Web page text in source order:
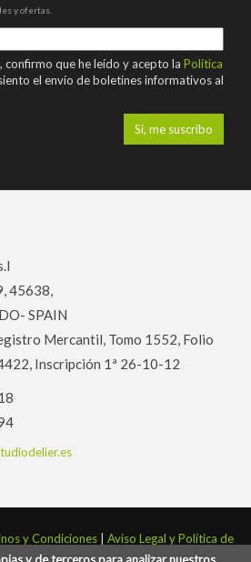
y de terceros para analizar nuestros
y ofertas.
confirmo que he leído y acepto la Política
el envío de boletines informativos al
45638,
SPAIN
Mercantil, Tomo 1552, Folio
Inscripción 1ª 26-10-12
y Condiciones
Aviso Legal y Política de